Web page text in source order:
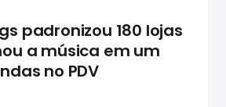
padronizou 180 lojas
a música em um
no PDV